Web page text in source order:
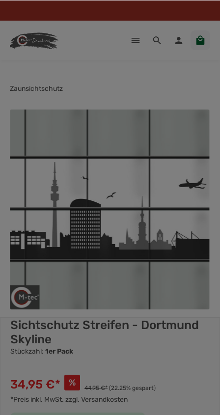
Zaunsichtschutz
Sichtschutz Streifen - Dortmund
Skyline
Stückzahl: 1er Pack
34,95 €* % 44,95 €* (22.25% gespart)
*Preis inkl. MwSt. zzgl. Versandkosten